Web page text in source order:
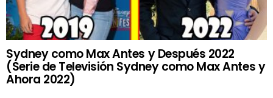
Sydney como Max Antes y Después 2022
(Serie de Televisión Sydney como Max Antes y
Ahora 2022)